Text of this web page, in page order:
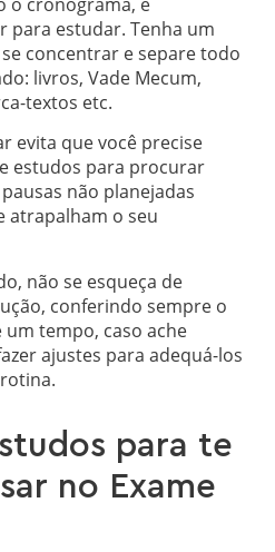
para estudar. Tenha um
concentrar e separe todo
livros, Vade Mecum,
textos etc.
evita que você precise
estudos para procurar
não planejadas
atrapalham o seu
não se esqueça de
conferindo sempre o
tempo, caso ache
ajustes para adequá-los
para te
no Exame